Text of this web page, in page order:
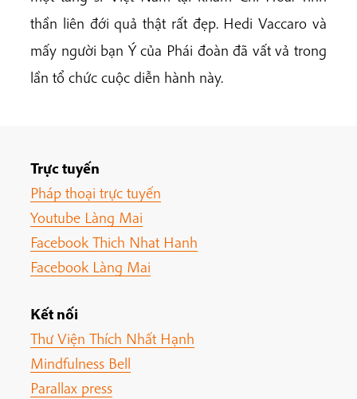
thần liên đới quả thật rất đẹp. Hedi Vaccaro và
mấy người bạn Ý của Phái đoàn đã vất vả trong
lần tổ chức cuộc diễn hành này.
Trực tuyến
Pháp thoại trực tuyến
Youtube Làng Mai
Facebook Thich Nhat Hanh
Facebook Làng Mai
Kết nối
Thư Viện Thích Nhất Hạnh
Mindfulness Bell
Parallax press